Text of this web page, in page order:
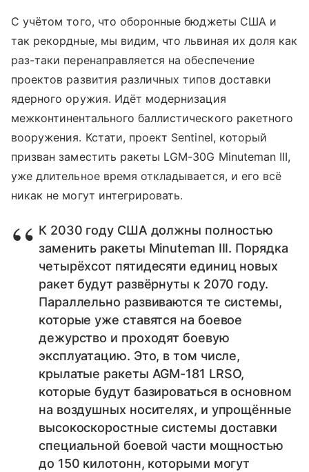
С учётом того, что оборонные бюджеты США и
так рекордные, мы видим, что львиная их доля как
раз-таки перенаправляется на обеспечение
проектов развития различных типов доставки
ядерного оружия. Идёт модернизация
межконтинентального баллистического ракетного
вооружения. Кстати, проект Sentinel, который
призван заместить ракеты LGM-30G Minuteman III,
уже длительное время откладывается, и его всё
никак не могут интегрировать.
К 2030 году США должны полностью
заменить ракеты Minuteman III. Порядка
четырёхсот пятидесяти единиц новых
ракет будут развёрнуты к 2070 году.
Параллельно развиваются те системы,
которые уже ставятся на боевое
дежурство и проходят боевую
эксплуатацию. Это, в том числе,
крылатые ракеты AGM-181 LRSO,
которые будут базироваться в основном
на воздушных носителях, и упрощённые
высокоскоростные системы доставки
специальной боевой части мощностью
до 150 килотонн, которыми могут